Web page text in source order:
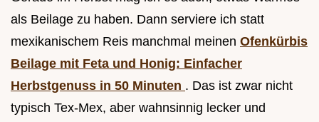
als Beilage zu haben. Dann serviere ich statt
mexikanischem Reis manchmal meinen Ofenkürbis
Beilage mit Feta und Honig: Einfacher
Herbstgenuss in 50 Minuten . Das ist zwar nicht
typisch Tex-Mex, aber wahnsinnig lecker und